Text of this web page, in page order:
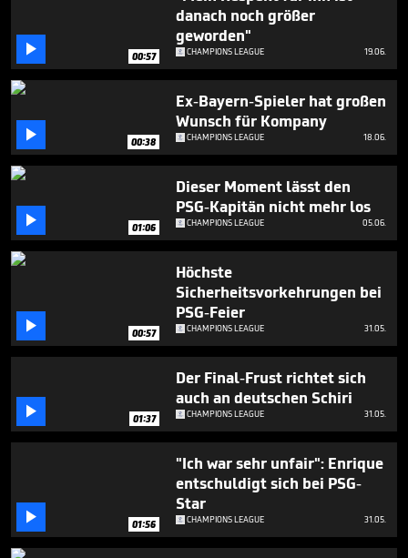
seconds
 00:57
danach noch größer
geworden"
CHAMPIONS LEAGUE 19.06.
 00:38
Ex-Bayern-Spieler hat großen
Wunsch für Kompany
CHAMPIONS LEAGUE 18.06.
 01:06
Dieser Moment lässt den
PSG-Kapitän nicht mehr los
CHAMPIONS LEAGUE 05.06.
 00:57
Höchste
Sicherheitsvorkehrungen bei
PSG-Feier
CHAMPIONS LEAGUE 31.05.
 01:37
Der Final-Frust richtet sich
auch an deutschen Schiri
CHAMPIONS LEAGUE 31.05.
 01:56
"Ich war sehr unfair": Enrique
entschuldigt sich bei PSG-
Star
CHAMPIONS LEAGUE 31.05.